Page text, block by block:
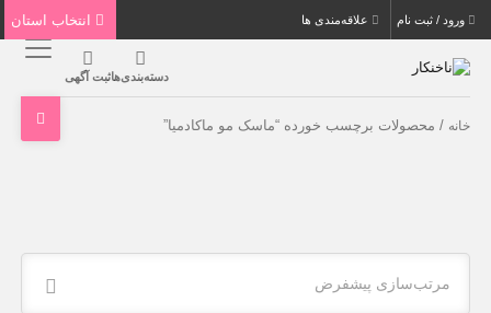
ورود / ثبت نام علاقه‌مندی ها
دسته‌بندی‌هاثبت آگهی
خانه / محصولات برچسب خورده “ماسک مو ماکادمیا”
مرتب‌سازی پیشفرض